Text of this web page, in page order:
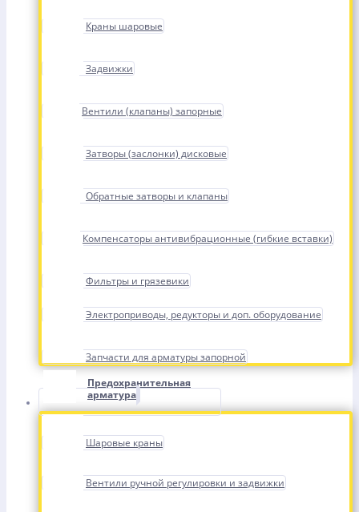
Краны шаровые
Задвижки
Вентили (клапаны) запорные
Затворы (заслонки) дисковые
Обратные затворы и клапаны
Компенсаторы антивибрационные (гибкие вставки)
Фильтры и грязевики
Электроприводы, редукторы и доп. оборудование
Запчасти для арматуры запорной
Предохранительная
арматура
Шаровые краны
Вентили ручной регулировки и задвижки